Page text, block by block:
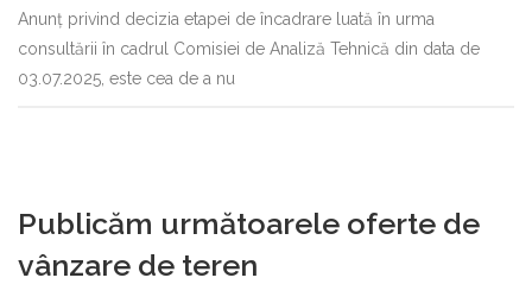
Anunț privind decizia etapei de încadrare luată în urma
consultării în cadrul Comisiei de Analiză Tehnică din data de
03.07.2025, este cea de a nu
Publicăm următoarele oferte de
vânzare de teren